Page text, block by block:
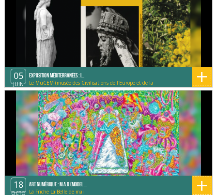
05
JUIN
Exposition Méditerranées : I...
Le MuCEM (musée des Civilisations de l'Europe et de la
Méditerranée)
+
18
OCTO
Art Numérique : M.A.D (Model ...
La Friche La Belle de mai +